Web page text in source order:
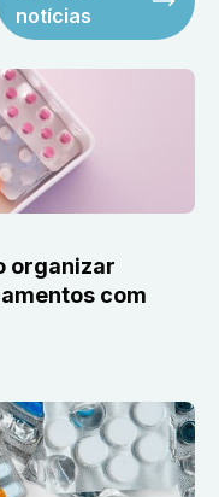
notícias
organizar
com